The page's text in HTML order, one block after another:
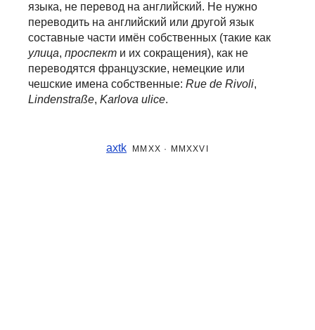
языка, не перевод на английский. Не нужно
переводить на английский или другой язык
составные части имён собственных (такие как
улица, проспект и их сокращения), как не
переводятся французские, немецкие или
чешские имена собственные: Rue de Rivoli,
Lindenstraße, Karlova ulice.
axtk MMXX · MMXXVI